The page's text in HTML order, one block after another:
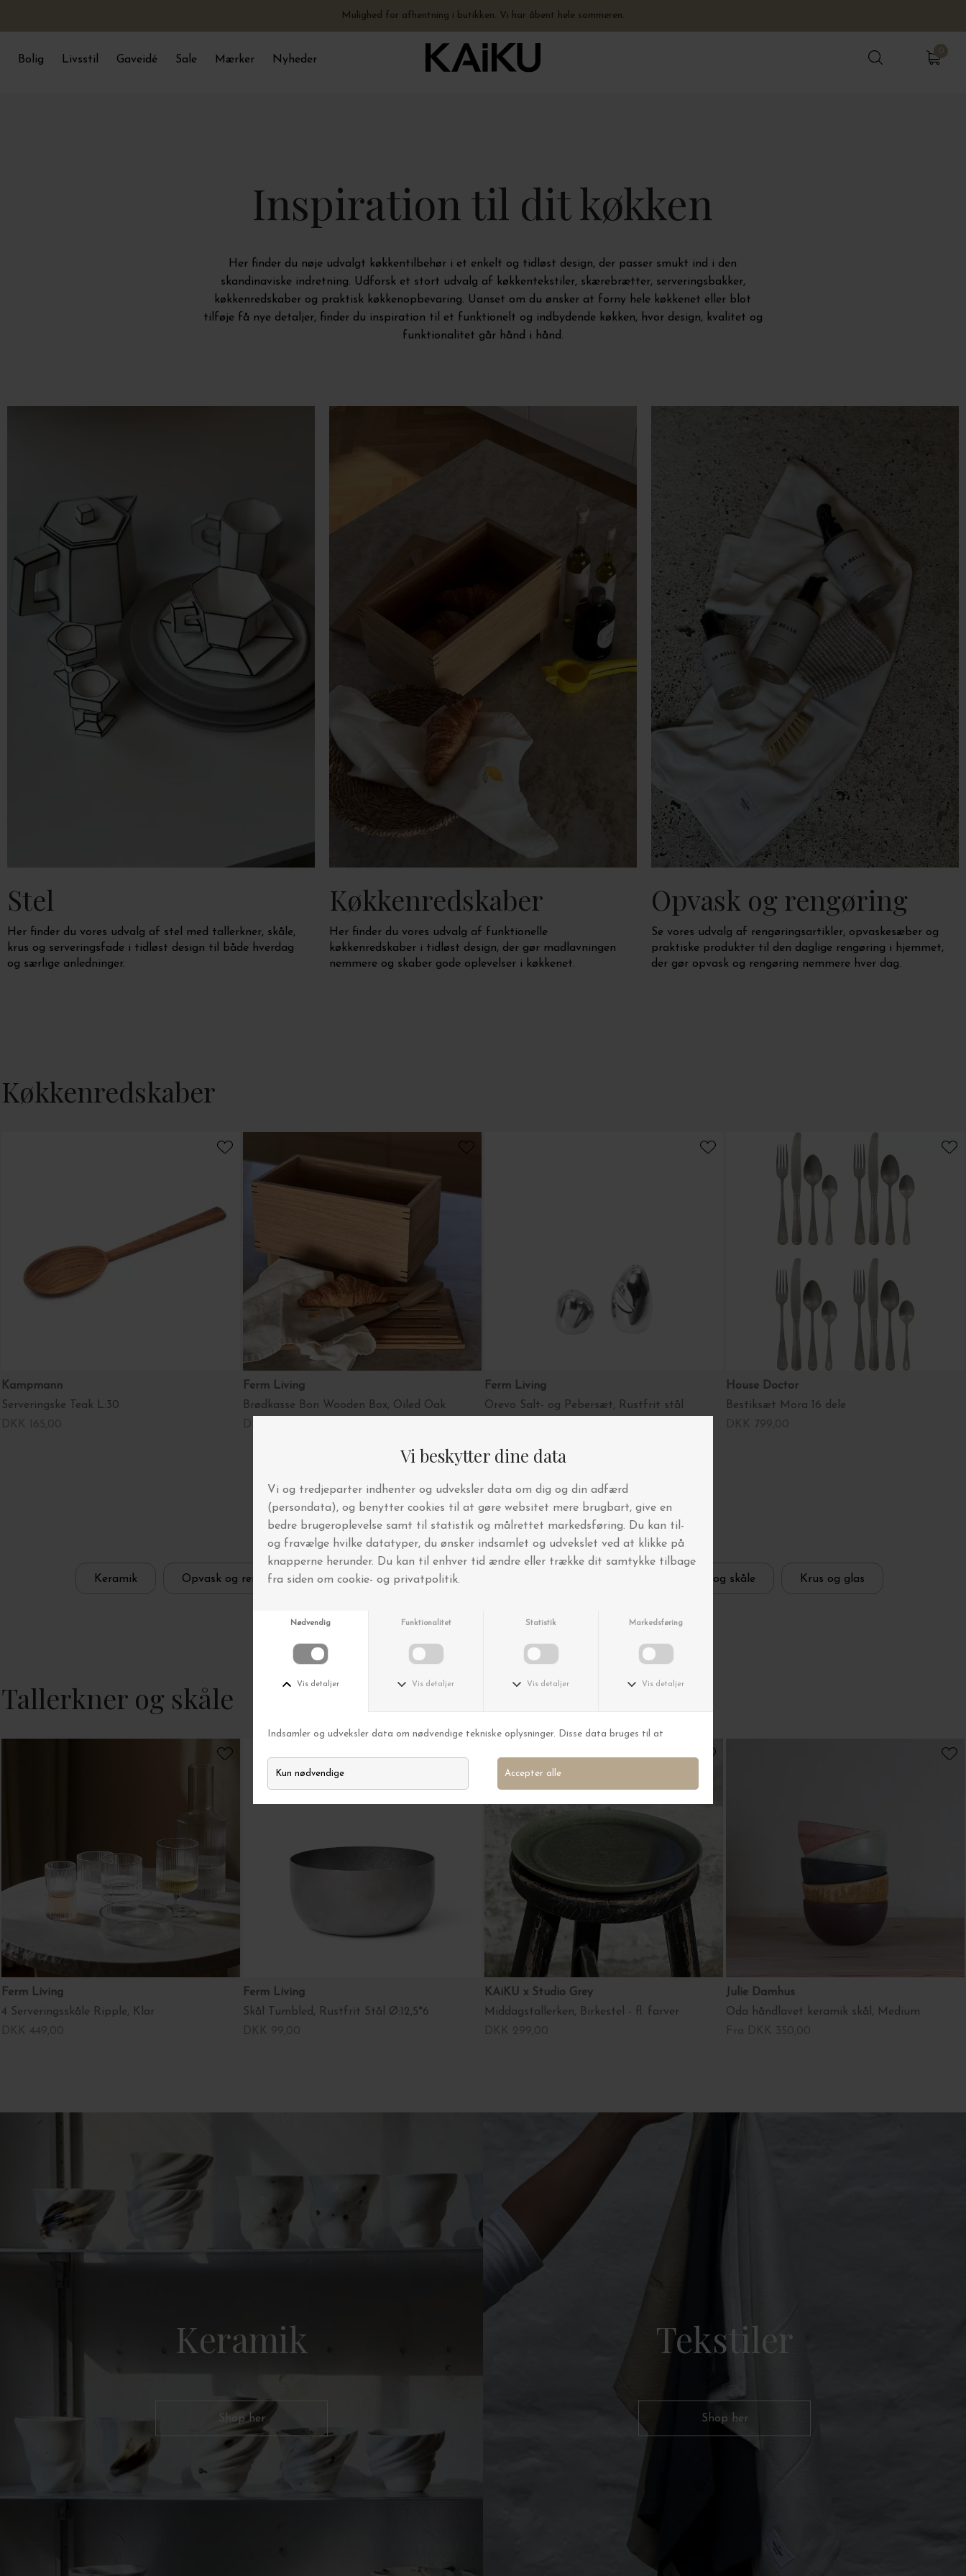
Fysisk butik åben hele sommeren - hverdage 10-17.30 + lørdage 10-15
Hurtig levering – vi sender på 0-1 hverdage. Åbent hele sommeren.
Mulighed for afhentning i butikken. Vi har åbent hele sommeren.
Gratis levering til pakkeshop ved køb over 499,-
Bolig Livsstil Gaveidé Sale Mærker Nyheder
0
Inspiration til dit køkken
Her finder du nøje udvalgt køkkentilbehør i et enkelt og tidløst design, der passer smukt ind i den
skandinaviske indretning. Udforsk et stort udvalg af køkkentekstiler, skærebrætter, serveringsbakker,
køkkenredskaber og praktisk køkkenopbevaring. Uanset om du ønsker at forny hele køkkenet eller blot
tilføje få nye detaljer, finder du inspiration til et funktionelt og indbydende køkken, hvor design, kvalitet og
funktionalitet går hånd i hånd.
Stel
Her finder du vores udvalg af stel med tallerkner, skåle,
krus og serveringsfade i tidløst design til
både hverdag
og særlige anledninger.
Køkkenredskaber
Her finder du vores udvalg af funktionelle
køkkenredskaber i tidløst design, der gør madlavningen
nemmere og skaber gode oplevelser i køkkenet.
Opvask og rengøring
Se vores udvalg af rengøringsartikler, opvaskesæber og
praktiske produkter til den daglige rengøring i hjemmet,
der gør opvask og rengøring nemmere hver dag.
Køkkenredskaber
Kampmann
Serveringske Teak L:30
Ferm Living
Brødkasse Bon Wooden Box, Oiled Oak
Ferm Living
Orevo Salt- og Pebersæt, Rustfrit stål
House Doctor
Bestiksæt Mora 16 dele
Vores bedst solgte kategorier
Keramik Opvask og rengøring Køkkenredskaber Tallerkner og skåle Krus og glas
Tallerkner og skåle
Ferm Living
4 Serveringsskåle Ripple, Klar
Ferm Living
Skål Tumbled, Rustfrit Stål Ø:12,5*6
KAiKU x Studio Grey
Middagstallerken, Birkestel - fl. farver
Julie Damhus
Oda håndlavet keramik skål, Medium
Keramik
Shop her
Tekstiler
Shop her